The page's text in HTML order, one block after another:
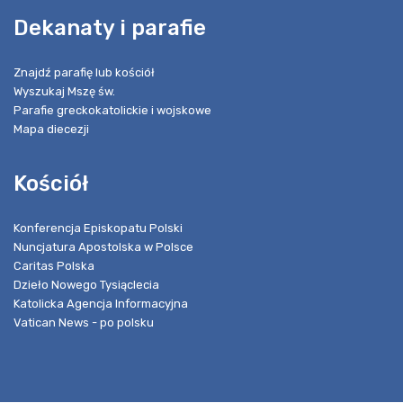
Dekanaty i parafie
Znajdź parafię lub kościół
Wyszukaj Mszę św.
Parafie greckokatolickie i wojskowe
Mapa diecezji
Kościół
Konferencja Episkopatu Polski
Nuncjatura Apostolska w Polsce
Caritas Polska
Dzieło Nowego Tysiąclecia
Katolicka Agencja Informacyjna
Vatican News - po polsku